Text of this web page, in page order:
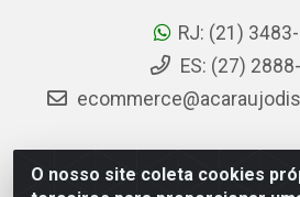
O nosso site coleta cookies
RJ: (21)
ES: (27)
AC Araujo Distribuidora - Rua